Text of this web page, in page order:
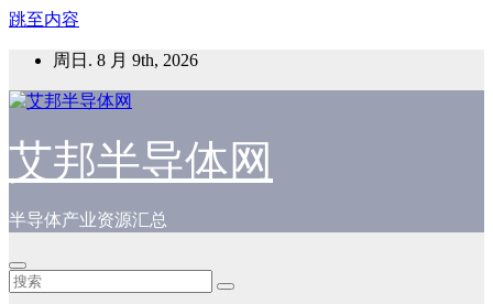
跳至内容
周日. 8 月 9th, 2026
艾邦半导体网
半导体产业资源汇总